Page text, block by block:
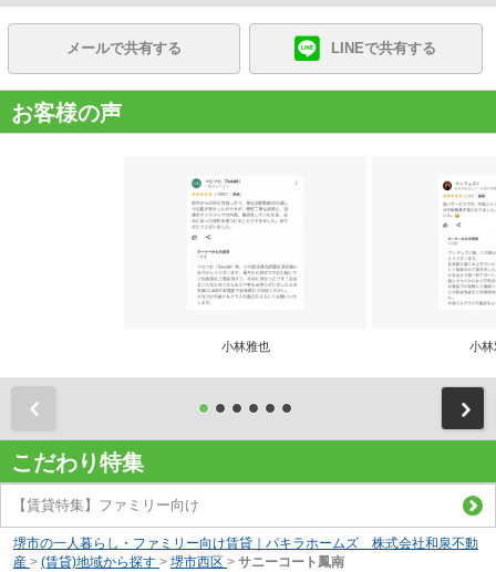
メールで共有する LINEで共有する
お客様の声
小林雅也 小林
こだわり特集
【賃貸特集】ファミリー向け
堺市の一人暮らし・ファミリー向け賃貸｜パキラホームズ 株式会社和泉不動
産 > (賃貸)地域から探す > 堺市西区 > サニーコート鳳南